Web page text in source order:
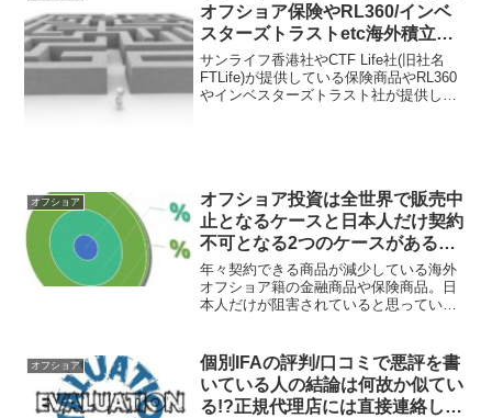
オフショア保険やRL360/インベ
スターズトラストetc海外積立は
入口までの道程が複雑？契約はシ
ンプルに！
サンライフ香港社やCTF Life社(旧社名
FTLife)が提供している保険商品やRL360
やインベスターズトラスト社が提供して
オフショア
オフショア投資は全世界で販売中
止となるケースと日本人だけ契約
不可となる2つのケースがある！
購入できるうちに行動を早めるべ
し！
年々契約できる商品が減少している海外
オフショア籍の金融商品や保険商品。日
本人だけが阻害されていると思っている
約不可になるケースに層別される。購入
できる商品がある内に行動を急ぐべし！
オフショア
個別IFAの評判/口コミで悪評を書
いている人の結論は何故か似てい
る!?正規代理店には直接連絡して